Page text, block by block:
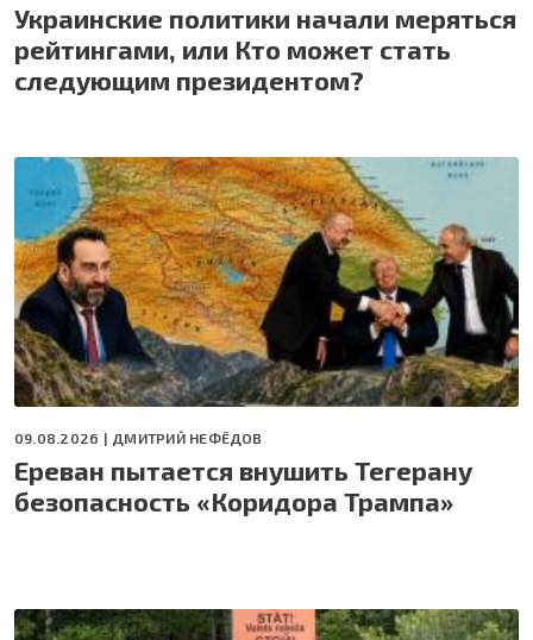
Украинские политики начали меряться
рейтингами, или Кто может стать
следующим президентом?
09.08.2026 | ДМИТРИЙ НЕФЁДОВ
Ереван пытается внушить Тегерану
безопасность «Коридора Трампа»